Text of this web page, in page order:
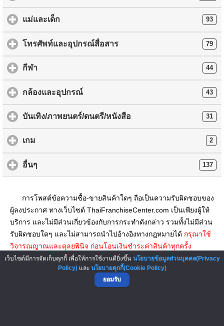
แม่และเด็ก 93
โทรศัพท์และอุปกรณ์สื่อสาร 79
กีฬา 44
กล้องและอุปกรณ์ 43
บันเทิง/ภาพยนตร์/ดนตรี/หนังสือ 31
เกม 2
อื่นๆ 137
การโพสต์ข้อความซื้อ-ขายสินค้าใดๆ ถือเป็นความรับผิดชอบของ
ผู้ลงประกาศ ทางเว็บไซต์ ThaiFranchiseCenter.com เป็นเพียงผู้ให้
บริการ และไม่มีส่วนเกี่ยวข้องกับการกระทำดังกล่าว รวมทั้งไม่มีส่วน
รับผิดชอบใดๆ และไม่สามารถนำไปอ้างอิงทางกฎหมายได้ กรุณาใช้
วิจารณญาณและดุลยพินิจ ก่อนโอนเงินชำระค่าสินค้าทุกครั้ง
▲ GO TO TOP
เว็บไซต์มีการจัดเก็บคุกกี้ เพื่อให้การใช้งานดียิ่งขึ้น นโยบายข้อมูลส่วนบุคคล(Privacy
Policy)และ นโยบายคุกกี้(Cookie Policy)
ยอมรับ